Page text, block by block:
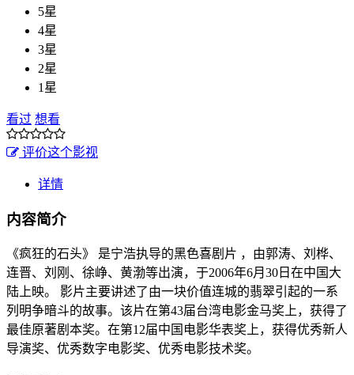
5星
4星
3星
2星
1星
看过 想看
评价这个影视
详情
内容简介
《疯狂的石头》 是宁浩执导的黑色喜剧片 ，由郭涛、刘桦、
连晋、刘刚、徐峥、黄渤等出演，于2006年6月30日在中国大
陆上映。 影片主要讲述了由一块价值连城的翡翠引起的一系
列明争暗斗的故事。该片在第43届台湾电影金马奖上，获得了
最佳原著剧本奖。在第12届中国电影华表奖上，获得优秀新人
导演奖、优秀数字电影奖、优秀电影技术奖。